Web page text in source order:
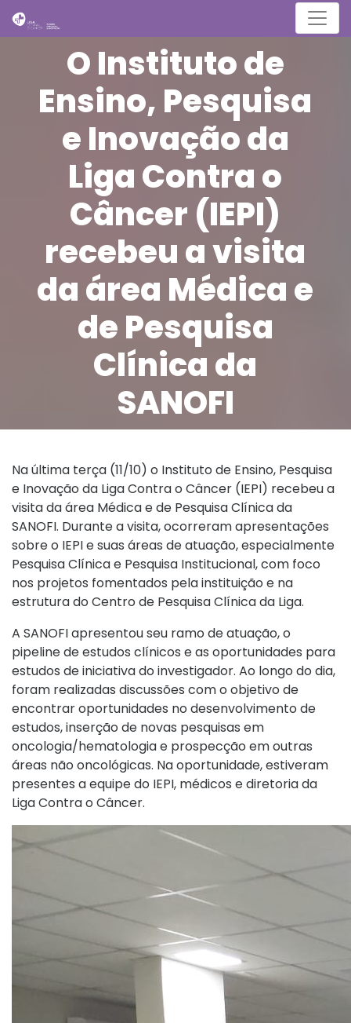
Menu
O Instituto de
Ensino, Pesquisa
e Inovação da
Liga Contra o
Câncer (IEPI)
recebeu a visita
da área Médica e
de Pesquisa
Clínica da
SANOFI
Na última terça (11/10) o Instituto de Ensino, Pesquisa
e Inovação da Liga Contra o Câncer (IEPI) recebeu a
visita da área Médica e de Pesquisa Clínica da
SANOFI. Durante a visita, ocorreram apresentações
sobre o IEPI e suas áreas de atuação, especialmente
Pesquisa Clínica e Pesquisa Institucional, com foco
nos projetos fomentados pela instituição e na
estrutura do Centro de Pesquisa Clínica da Liga.
A SANOFI apresentou seu ramo de atuação, o
pipeline de estudos clínicos e as oportunidades para
estudos de iniciativa do investigador. Ao longo do dia,
foram realizadas discussões com o objetivo de
encontrar oportunidades no desenvolvimento de
estudos, inserção de novas pesquisas em
oncologia/hematologia e prospecção em outras
áreas não oncológicas. Na oportunidade, estiveram
presentes a equipe do IEPI, médicos e diretoria da
Liga Contra o Câncer.